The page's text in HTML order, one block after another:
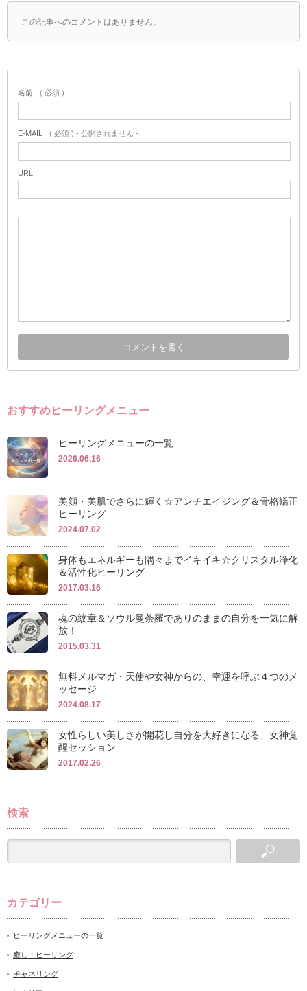
この記事へのコメントはありません。
名前 ( 必須 )
E-MAIL ( 必須 ) - 公開されません -
URL
おすすめヒーリングメニュー
ヒーリングメニューの一覧
2026.06.16
美顔・美肌でさらに輝く☆アンチエイジング＆骨格矯正
ヒーリング
2024.07.02
身体もエネルギーも隅々までイキイキ☆クリスタル浄化
＆活性化ヒーリング
2017.03.16
魂の紋章＆ソウル曼荼羅でありのままの自分を一気に解
放！
2015.03.31
無料メルマガ・天使や女神からの、幸運を呼ぶ４つのメ
ッセージ
2024.08.17
女性らしい美しさが開花し自分を大好きになる、女神覚
醒セッション
2017.02.26
検索
カテゴリー
ヒーリングメニューの一覧
癒し・ヒーリング
チャネリング